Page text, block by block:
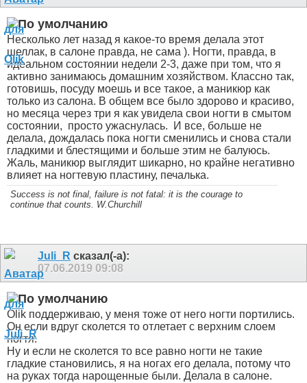
Несколько лет назад я какое-то время делала этот
шеллак, в салоне правда, не сама ). Ногти, правда, в
идеальном состоянии недели 2-3, даже при том, что я
активно занимаюсь домашним хозяйством. Классно так,
готовишь, посуду моешь и все такое, а маникюр как
только из салона. В общем все было здорово и красиво,
но месяца через три я как увидела свои ногти в смытом
состоянии, просто ужаснулась.
И все, больше не
делала, дождалась пока ногти сменились и снова стали
гладкими и блестящими и больше этим не балуюсь.
Жаль, маникюр выглядит шикарно, но крайне негативно
влияет на ногтевую пластину, печалька.
Success is not final, failure is not fatal: it is the courage to
continue that counts. W.Churchill
Juli_R сказал(-а):
07.06.2019 09:08
Olik поддерживаю, у меня тоже от него ногти портились.
Он если вдруг сколется то отлетает с верхним слоем
ногтя.
Ну и если не сколется то все равно ногти не такие
гладкие становились, я на ногах его делала, потому что
на руках тогда нарощенные были. Делала в салоне.